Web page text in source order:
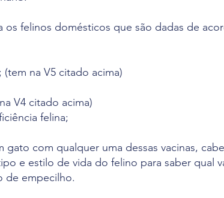
os felinos domésticos que são dadas de
na V5 citado acima)
V4 citado acima)
felina;
gato com qualquer uma dessas vacinas,
e estilo de vida do felino para saber qual
de empecilho.